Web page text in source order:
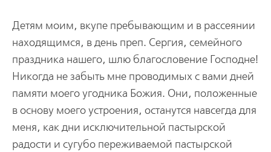
Детям моим, вкупе пребывающим и в рассеянии
находящимся, в день преп. Сергия, семейного
праздника нашего, шлю благословение Господне!
Никогда не забыть мне проводимых с вами дней
памяти моего угодника Божия. Они, положенные
в основу моего устроения, останутся навсегда для
меня, как дни исключительной пастырской
радости и сугубо переживаемой пастырской